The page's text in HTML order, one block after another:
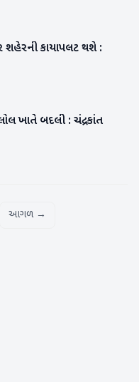
કાયાપલટ થશે :
ખાતે બદલી : ચંદ્રકાંત
આગળ →